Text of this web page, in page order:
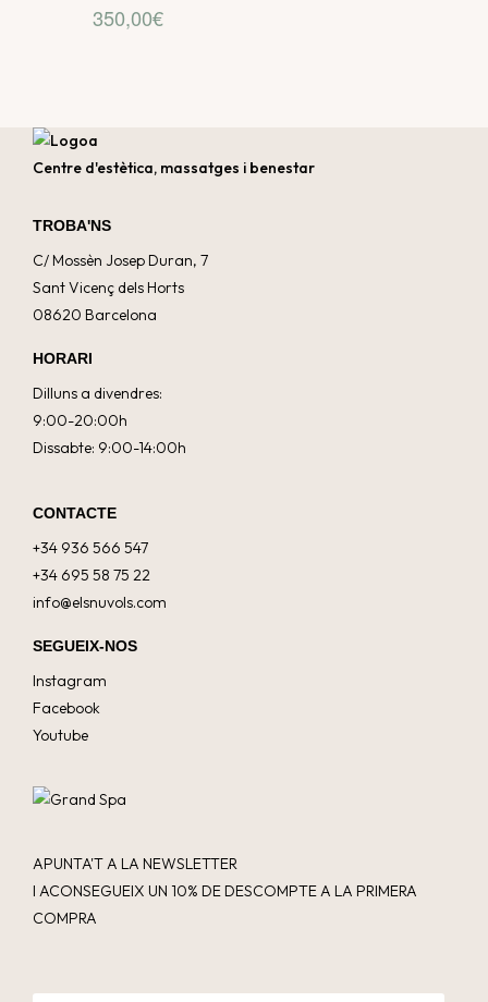
350,00€
Centre d'estètica, massatges i benestar
TROBA'NS
C/ Mossèn Josep Duran, 7
Sant Vicenç dels Horts
08620 Barcelona
HORARI
Dilluns a divendres:
9:00-20:00h
Dissabte: 9:00-14:00h
CONTACTE
+34 936 566 547
+34 695 58 75 22
info@elsnuvols.com
SEGUEIX-NOS
Instagram
Facebook
Youtube
APUNTA'T A LA NEWSLETTER
I ACONSEGUEIX UN 10% DE DESCOMPTE A LA PRIMERA
COMPRA